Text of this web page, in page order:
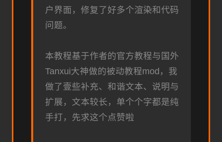
户界面，修复了好多个渲染和代码
问题。
本教程基于作者的官方教程与国外
Tanxui大神做的被动教程mod，我
做了壹些补充、和谐文本、说明与
扩展，文本较长，单个个字都是纯
手打，先求这个点赞啦